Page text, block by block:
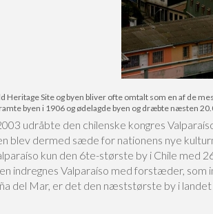
Heritage Site og byen bliver ofte omtalt som en af de
byen i 1906 og ødelagde byen og dræbte næsten
udråbte den chilenske kongres
blev dermed sæde for nationens nye
kun den 6te-største by i Chile med
indregnes Valparaíso med forstæder,
del Mar, er det den næststørste by i